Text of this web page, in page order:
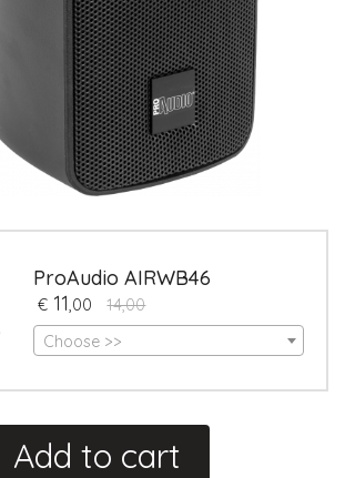
ProAudio AIRWB46
€ 11,00
14,00
Choose >>
Add to cart